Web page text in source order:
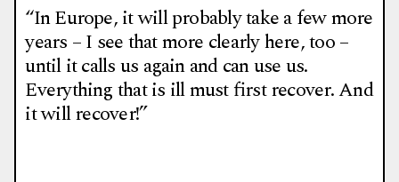
“In Europe, it will probably take a few more
years – I see that more clearly here, too –
until it calls us again and can use us.
Everything that is ill must first recover. And
it will recover!”